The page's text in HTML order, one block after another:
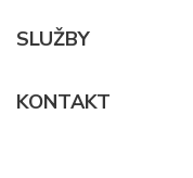
SLUŽBY
KONTAKT